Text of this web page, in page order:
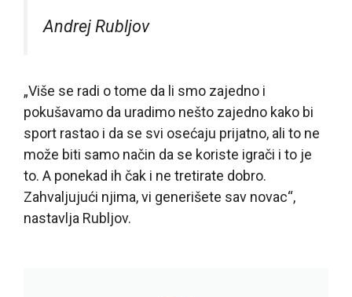
Andrej Rubljov
„Više se radi o tome da li smo zajedno i
pokušavamo da uradimo nešto zajedno kako bi
sport rastao i da se svi osećaju prijatno, ali to ne
može biti samo način da se koriste igrači i to je
to. A ponekad ih čak i ne tretirate dobro.
Zahvaljujući njima, vi generišete sav novac“,
nastavlja Rubljov.